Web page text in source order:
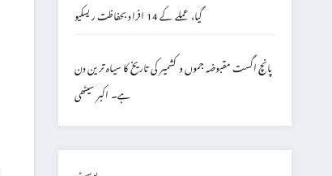
گیا، عملے کے 14 افراد بحفاظت ریسکیو
پانچ اگست مقبوضہ جموں و کشمیر کی تاریخ کا سیاہ ترین دن
ہے۔ اکبر سیٹھی